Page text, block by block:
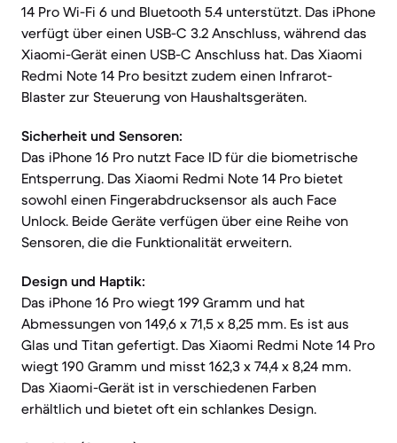
14 Pro Wi-Fi 6 und Bluetooth 5.4 unterstützt. Das iPhone
verfügt über einen USB-C 3.2 Anschluss, während das
Xiaomi-Gerät einen USB-C Anschluss hat. Das Xiaomi
Redmi Note 14 Pro besitzt zudem einen Infrarot-
Blaster zur Steuerung von Haushaltsgeräten.
Sicherheit und Sensoren:
Das iPhone 16 Pro nutzt Face ID für die biometrische
Entsperrung. Das Xiaomi Redmi Note 14 Pro bietet
sowohl einen Fingerabdrucksensor als auch Face
Unlock. Beide Geräte verfügen über eine Reihe von
Sensoren, die die Funktionalität erweitern.
Design und Haptik:
Das iPhone 16 Pro wiegt 199 Gramm und hat
Abmessungen von 149,6 x 71,5 x 8,25 mm. Es ist aus
Glas und Titan gefertigt. Das Xiaomi Redmi Note 14 Pro
wiegt 190 Gramm und misst 162,3 x 74,4 x 8,24 mm.
Das Xiaomi-Gerät ist in verschiedenen Farben
erhältlich und bietet oft ein schlankes Design.